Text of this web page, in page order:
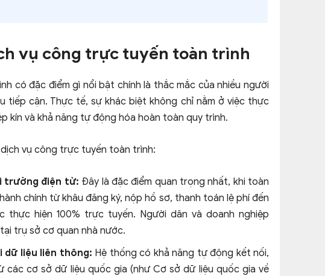
vụ công trực tuyến toàn trình
có đặc điểm gì nổi bật chính là thắc mắc của nhiều người
tiếp cận. Thực tế, sự khác biệt không chỉ nằm ở việc thực
kín và khả năng tự động hóa hoàn toàn quy trình.
vụ công trực tuyến toàn trình:
trường điện tử: Đây là đặc điểm quan trọng nhất, khi toàn
chính từ khâu đăng ký, nộp hồ sơ, thanh toán lệ phí đến
thực hiện 100% trực tuyến. Người dân và doanh nghiệp
trụ sở cơ quan nhà nước.
dữ liệu liên thông: Hệ thống có khả năng tự động kết nối,
các cơ sở dữ liệu quốc gia (như Cơ sở dữ liệu quốc gia về